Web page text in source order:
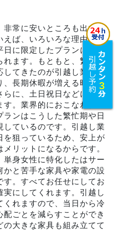
常に安いところも出てき
えば、いろいろな理由があ
に限定したプランになっ
れます。もともと、繁忙期
してきたのが引越し業界で
長期休暇が増える時期に
らに、土日祝日などに当て
。業界的におこなわれて
ンはこうした繁忙期や日
ているのです。引越し業
狙っているため、安上が
リットになるからです。
身女性に特化したはサー
かと苦手な家具や家電の設
。すべてお任せにしてお
にしてくれます。引越し
れますので、当日から冷
ごとを減らすことができ
大きな家具も組み立てて